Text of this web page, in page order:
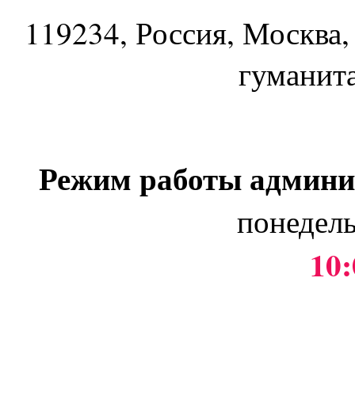
119234, Россия,
Режим работы